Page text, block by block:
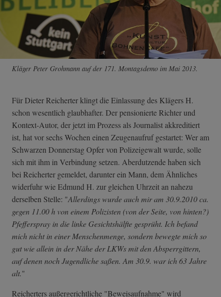
Kläger Peter Grohmann auf der 171. Montagsdemo im Mai 2013.
Für Dieter Reicherter klingt die Einlassung des Klägers H.
schon wesentlich glaubhafter. Der pensionierte Richter und
Kontext-Autor, der jetzt im Prozess als Journalist akkreditiert
ist, hat vor sechs Wochen einen Zeugenaufruf gestartet: Wer am
Schwarzen Donnerstag Opfer von Polizeigewalt wurde, solle
sich mit ihm in Verbindung setzen. Aberdutzende haben sich
bei Reicherter gemeldet, darunter ein Mann, dem Ähnliches
widerfuhr wie Edmund H. zur gleichen Uhrzeit an nahezu
derselben Stelle: "Allerdings wurde auch mir am 30.9.2010 ca.
gegen 11.00 h von einem Polizisten (von der Seite, von hinten?)
Pfefferspray in die linke Gesichtshälfte gesprüht. Ich befand
mich nicht in einer Menschenmenge, sondern bewegte mich so
gut wie allein in der Nähe der LKWs mit den Absperrgittern,
auf denen noch Jugendliche saßen. Am 30.9. war ich 63 Jahre
alt."
Reicherters außergerichtliche "Beweisaufnahme" wird